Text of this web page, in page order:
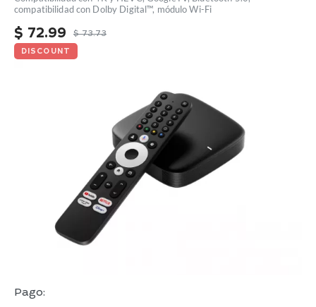
compatibilidad con Dolby Digital™, módulo Wi-Fi
$ 72.99 $73.73
DISCOUNT
Pago: